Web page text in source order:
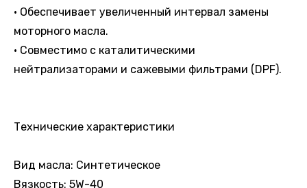
• Обеспечивает увеличенный интервал замены
моторного масла.
• Совместимо с каталитическими
нейтрализаторами и сажевыми фильтрами (DPF).
Технические характеристики
Вид масла: Синтетическое
Вязкость: 5W-40